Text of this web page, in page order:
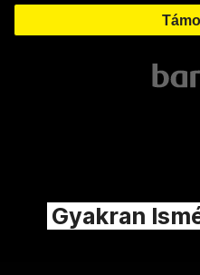
Gyakran